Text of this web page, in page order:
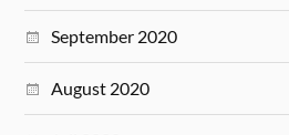
September 2020
August 2020